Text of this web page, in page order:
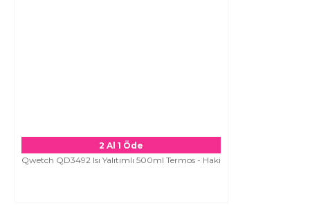
2 Al 1 Öde
Qwetch QD3492 Isı Yalıtımlı 500ml Termos - Haki